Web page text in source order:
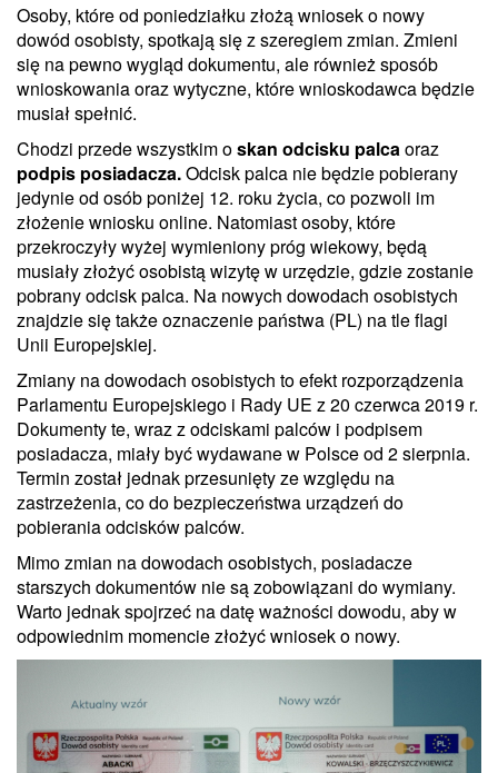
Osoby, które od poniedziałku złożą wniosek o nowy
dowód osobisty, spotkają się z szeregiem zmian. Zmieni
się na pewno wygląd dokumentu, ale również sposób
wnioskowania oraz wytyczne, które wnioskodawca będzie
musiał spełnić.
Chodzi przede wszystkim oskan odcisku palca oraz
podpis posiadacza.Odcisk palca nie będzie pobierany
jedynie od osób poniżej 12. roku życia, co pozwoli im
złożenie wniosku online. Natomiast osoby, które
przekroczyły wyżej wymieniony próg wiekowy, będą
musiały złożyć osobistą wizytę w urzędzie, gdzie zostanie
pobrany odcisk palca. Na nowych dowodach osobistych
znajdzie się także oznaczenie państwa (PL) na tle flagi
Unii Europejskiej.
Zmiany na dowodach osobistych to efekt rozporządzenia
Parlamentu Europejskiego i Rady UE z 20 czerwca 2019 r.
Dokumenty te, wraz z odciskami palców i podpisem
posiadacza, miały być wydawane w Polsce od 2 sierpnia.
Termin został jednak przesunięty ze względu na
zastrzeżenia, co do bezpieczeństwa urządzeń do
pobierania odcisków palców.
Mimo zmian na dowodach osobistych, posiadacze
starszych dokumentów nie są zobowiązani do wymiany.
Warto jednak spojrzeć na datę ważności dowodu, aby w
odpowiednim momencie złożyć wniosek o nowy.